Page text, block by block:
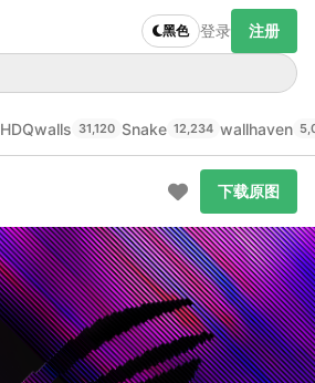
黑色 登录 注册
HDQwalls 31,120 Snake 12,234 wallhaven
下载原图
下载原图